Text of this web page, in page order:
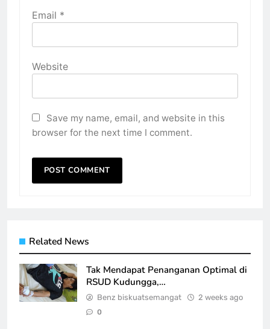
Email *
Website
Save my name, email, and website in this
browser for the next time I comment.
Related News
Tak Mendapat Penanganan Optimal di
RSUD Kudungga,…
Benz biskuatsemangat 2 weeks ago
0